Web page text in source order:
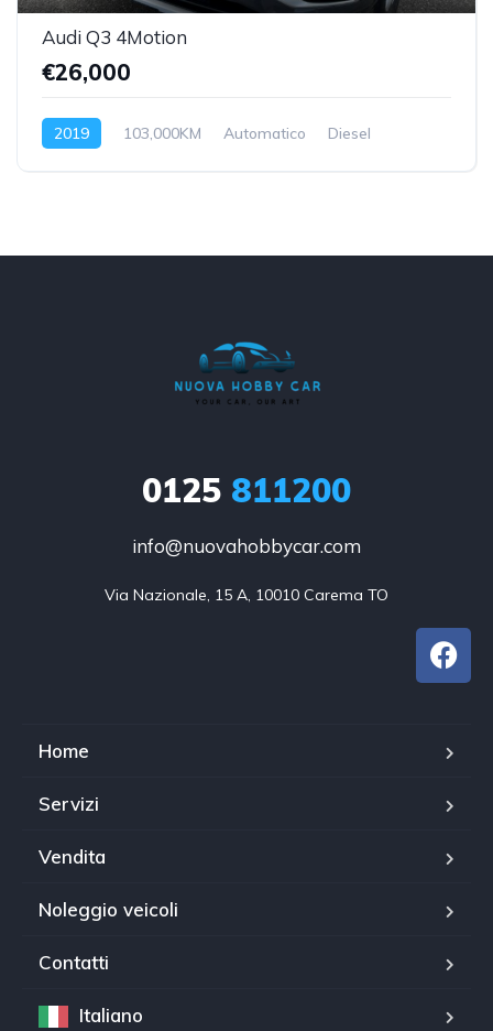
Audi Q3 4Motion
€26,000
2019 103,000KM Automatico
Diesel
0125 811200
info@nuovahobbycar.com
Via Nazionale, 15 A, 10010 Carema TO
Home
Servizi
Vendita
Noleggio veicoli
Contatti
Italiano